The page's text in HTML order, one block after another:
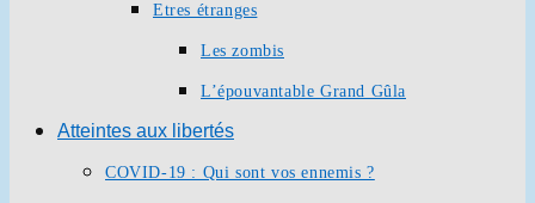
Etres étranges
Les zombis
L’épouvantable Grand Gûla
Atteintes aux libertés
COVID-19 : Qui sont vos ennemis ?